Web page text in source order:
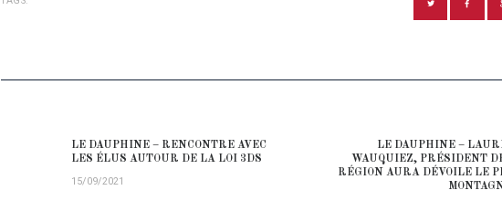
Previous post:
LE DAUPHINE – RENCONTRE AVEC
LES ÉLUS AUTOUR DE LA LOI 3DS
15/09/2021
LE DAUPHINE –
WAUQUIEZ, PRÉSIDENT
RÉGION AURA DÉVOILE LE